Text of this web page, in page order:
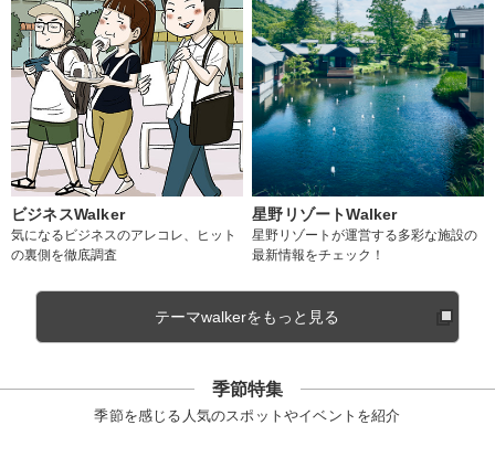
ビジネスWalker
気になるビジネスのアレコレ、ヒット
の裏側を徹底調査
星野リゾートWalker
星野リゾートが運営する多彩な施設の
最新情報をチェック！
テーマwalkerをもっと見る
季節特集
季節を感じる人気のスポットやイベントを紹介